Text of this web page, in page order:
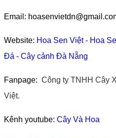
Email:
Website: Hoa Sen Việt- Hoa
Đá - Cây cảnh Đà Nẵng
Fanpage: Công ty TNHH Cây
Việt.
Kênh youtube: Cây Và Hoa